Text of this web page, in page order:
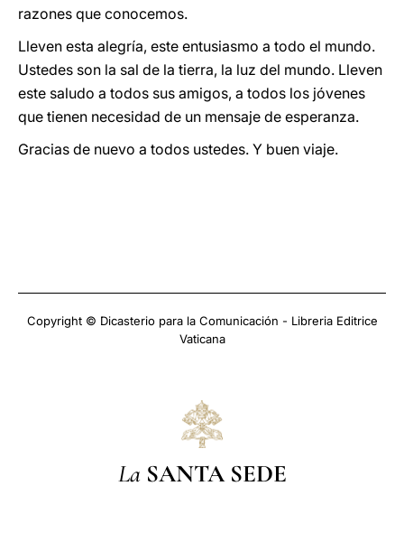
razones que conocemos.
Lleven esta alegría, este entusiasmo a todo el mundo.
Ustedes son la sal de la tierra, la luz del mundo. Lleven
este saludo a todos sus amigos, a todos los jóvenes
que tienen necesidad de un mensaje de esperanza.
Gracias de nuevo a todos ustedes. Y buen viaje.
Copyright © Dicasterio para la Comunicación - Libreria Editrice
Vaticana
La SANTA SEDE